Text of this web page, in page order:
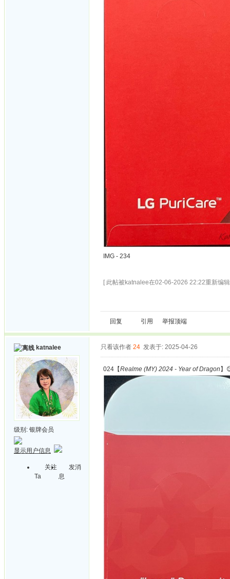
IMG - 234
[ 此帖被katnalee在02-06-2026 22:22重新编
回复 引用 举报顶端
katnalee
级别: 银牌会员
显示用户信息
关注
Ta
发消
息
只看该作者 24 发表于: 2025-04-26
024【Realme (MY) 2024 - Year of Dragon 】